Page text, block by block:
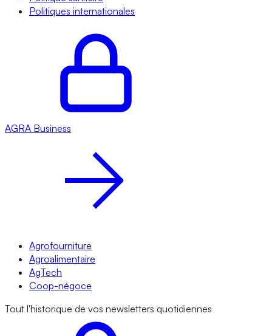
Politiques internationales
AGRA Business
Agrofourniture
Agroalimentaire
AgTech
Coop-négoce
Tout l'historique de vos newsletters quotidiennes